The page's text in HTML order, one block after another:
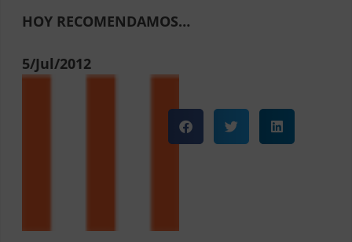
HOY RECOMENDAMOS…
5/Jul/2012